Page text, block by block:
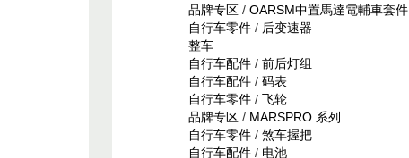
品牌专区/ OARSM中置馬達電輔車套件
自行车零件/ 后变速器
整车
自行车配件/ 前后灯组
自行车配件/ 码表
自行车零件/ 飞轮
品牌专区/ MARSPRO 系列
自行车零件/ 煞车握把
自行车配件/ 电池